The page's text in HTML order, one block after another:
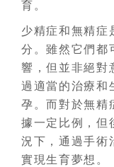
育。
少精症和無精症
分。雖然它們都
響，但並非絕對
過適當的治療和
孕。而對於無精
據一定比例，但
況下，通過手術
實現生育夢想。